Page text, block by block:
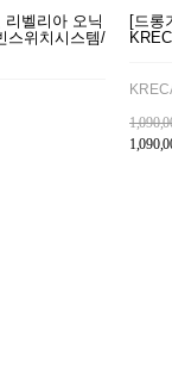
벨리아 오닉
스위치시스템/
[드롱